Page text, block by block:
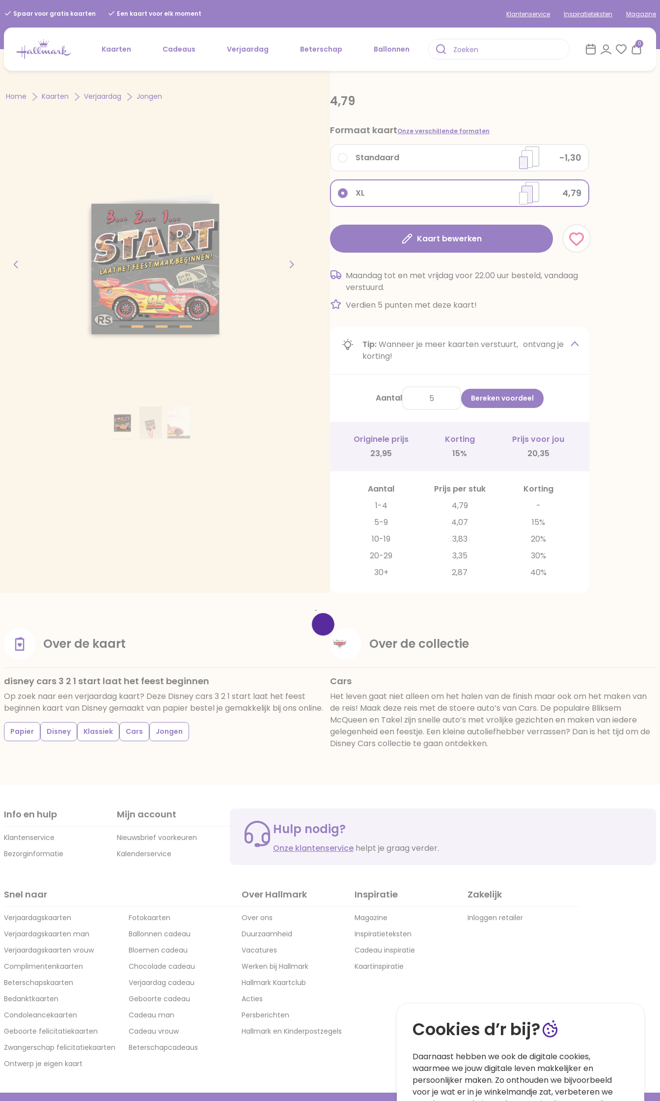
Spaar voor gratis kaarten Een kaart voor elk moment Klantenservice Inspiratieteksten Magazine
Kaarten Cadeaus Verjaardag Beterschap Ballonnen
0
Home Kaarten Verjaardag Jongen 4,79
Formaat kaartOnze verschillende formaten
XL 4,79
Standaard -1,30
Kaart bewerken
Maandag tot en met vrijdag voor 22.00 uur besteld, vandaag
verstuurd.
Verdien 5 punten met deze kaart!
Tip:Wanneer je meer kaarten verstuurt, ontvang je
korting!
Aantal Bereken voordeel
Originele prijs Korting
Prijs voor jou
23,95
15% 20,35
Aantal Prijs per stuk
Korting
1-4
4,79
-
5-9
4,07
15%
10-19
3,83
20%
20-29
3,35
30%
30+
2,87 40%
Over de kaart
disney cars 3 2 1 start laat het feest beginnen
Op zoek naar een verjaardag kaart? Deze Disney cars 3 2 1 start laat het feest
beginnen kaart van Disney gemaakt van papier bestel je gemakkelijk bij ons online.
Papier Disney Klassiek Cars Jongen
Over de collectie
Cars
Het leven gaat niet alleen om het halen van de finish maar ook om het maken van
de reis! Maak deze reis met de stoere auto’s van Cars. De populaire Bliksem
McQueen en Takel zijn snelle auto’s met vrolijke gezichten en maken van iedere
gelegenheid een feestje. Een kleine autoliefhebber verrassen? Dan is het tijd om de
Disney Cars collectie te gaan ontdekken.
Info en hulp
Klantenservice
Bezorginformatie
Mijn account
Nieuwsbrief voorkeuren
Kalenderservice
Hulp nodig?
Onze klantenservice helpt je graag verder.
Snel naar
Verjaardagskaarten
Verjaardagskaarten man
Verjaardagskaarten vrouw
Complimentenkaarten
Beterschapskaarten
Bedanktkaarten
Condoleancekaarten
Geboorte felicitatiekaarten
Zwangerschap felicitatiekaarten
Ontwerp je eigen kaart
Fotokaarten
Ballonnen cadeau
Bloemen cadeau
Chocolade cadeau
Verjaardag cadeau
Geboorte cadeau
Cadeau man
Cadeau vrouw
Beterschapcadeaus
Over Hallmark
Over ons
Duurzaamheid
Vacatures
Werken bij Hallmark
Hallmark Kaartclub
Acties
Persberichten
Hallmark en Kinderpostzegels
Inspiratie
Magazine
Inspiratieteksten
Cadeau inspiratie
Kaartinspiratie
Zakelijk
Inloggen retailer
Cookies d’r bij?
Daarnaast hebben we ook de digitale cookies,
waarmee we jouw digitale leven makkelijker en
persoonlijker maken. Zo onthouden we bijvoorbeeld
voor je wat er in je winkelmandje zat, verbeteren we